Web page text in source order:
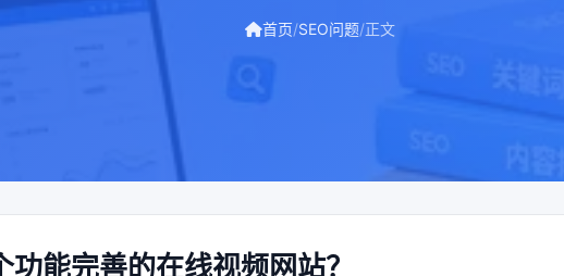
首页/SEO问题/正文
能完善的在线视频网站？